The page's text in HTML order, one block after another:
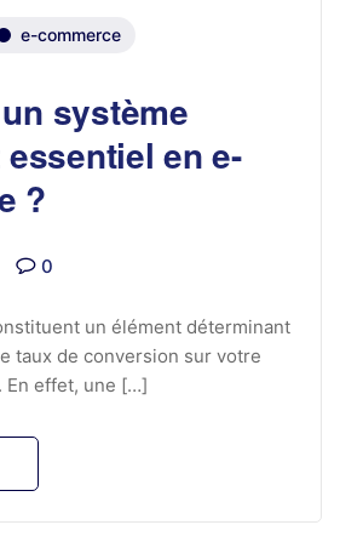
e-commerce
système
essentiel en e-
?
0
un élément déterminant
taux de conversion sur votre
En effet, une […]